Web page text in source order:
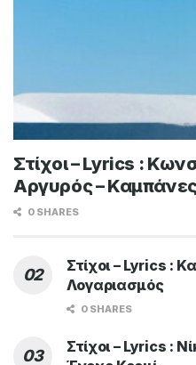
Στίχοι – Lyrics :
Αργυρός –
0 SHARES
Στίχοι – Lyrics :
Λογαριασμός
0 SHARES
Στίχοι – Lyrics :